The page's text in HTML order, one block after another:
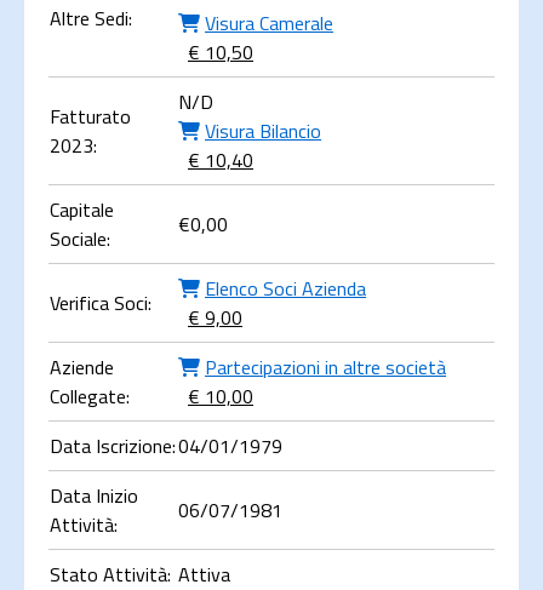
Altre Sedi:
Visura Camerale
€ 10,50
Fatturato
2023:
N/D
Visura Bilancio
€ 10,40
Capitale
Sociale:
€0,00
Verifica Soci:
Elenco Soci Azienda
€ 9,00
Aziende
Collegate:
Partecipazioni in altre società
€ 10,00
Data Iscrizione:04/01/1979
Data Inizio
Attività:
06/07/1981
Stato Attività: Attiva